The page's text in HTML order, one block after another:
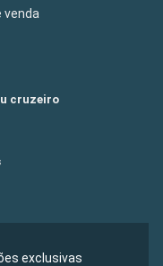
venda
cruzeiro
exclusivas